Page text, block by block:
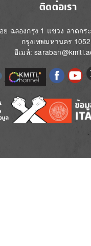
ติดต่อเรา
ย ฉลองกรุง 1 แขวง ลาดกร
กรุงเทพมหานคร
อีเมล์:
Image ImageImage
Image